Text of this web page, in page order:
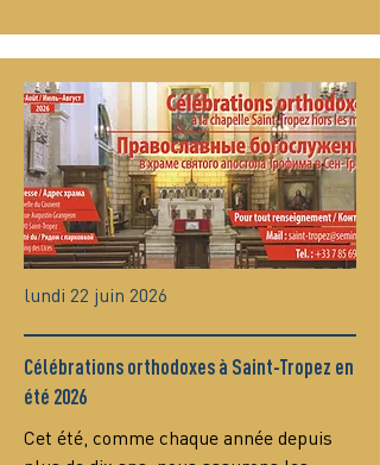
lundi 22 juin 2026
Célébrations orthodoxes à Saint-Tropez en
été 2026
Cet été, comme chaque année depuis